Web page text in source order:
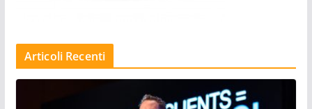
Articoli Recenti